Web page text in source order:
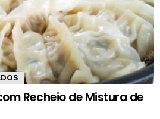
Recheio de Mistura de